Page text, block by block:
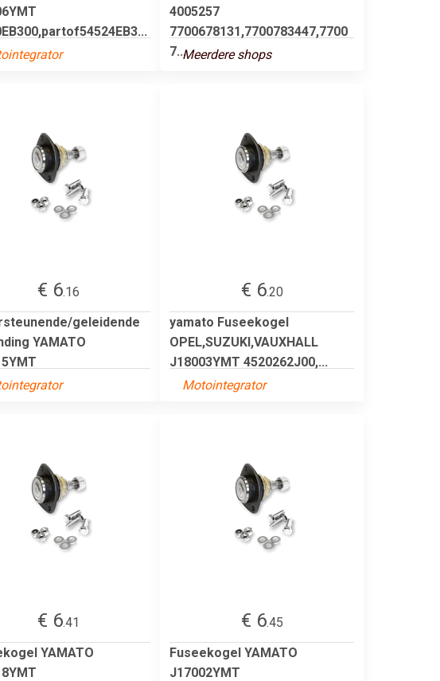
4005257
7700678131,7700783447,7700
7...Meerdere shops
€ 6.16
geleidende
YAMATO
€ 6.20
yamato Fuseekogel
OPEL,SUZUKI,VAUXHALL
J18003YMT 4520262J00,...
Motointegrator
€ 6.41
YAMATO
€ 6.45
Fuseekogel YAMATO
J17002YMT